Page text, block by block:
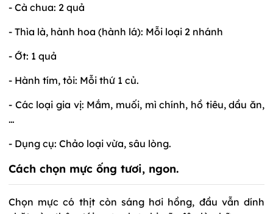
- Cà chua: 2 quả
- Thìa là, hành hoa (hành lá): Mỗi loại 2 nhánh
- Ớt: 1 quả
- Hành tím, tỏi: Mỗi thứ 1 củ.
- Các loại gia vị: Mắm, muối, mì chính, hồ tiêu, dầu ăn,
…
- Dụng cụ: Chảo loại vừa, sâu lòng.
Cách chọn mực ống tươi, ngon.
Chọn mực có thịt còn sáng hơi hồng, đầu vẫn dính